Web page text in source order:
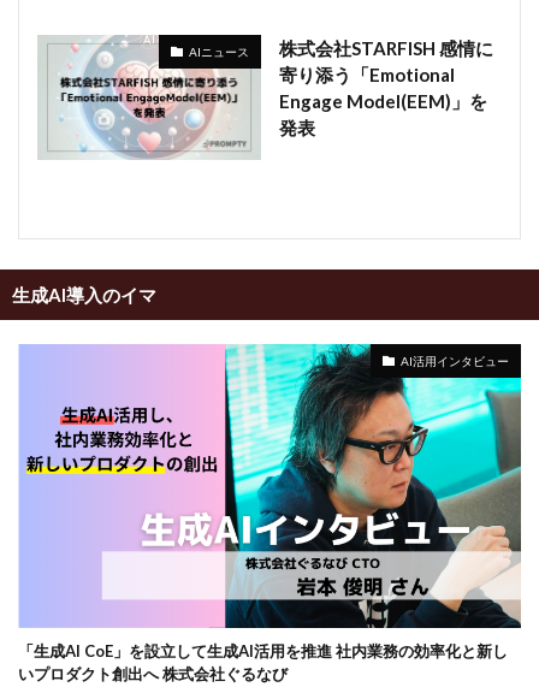
AIニュース
株式会社STARFISH 感情に
寄り添う「Emotional
Engage Model(EEM)」を
発表
生成AI導入のイマ
AI活用インタビュー
「生成AI CoE」を設立して生成AI活用を推進 社内業務の効率化と新し
いプロダクト創出へ 株式会社ぐるなび